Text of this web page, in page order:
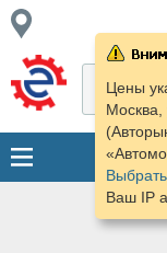
Цены
Москва,
Ваш IP